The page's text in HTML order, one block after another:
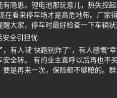
隐患。锂电池那玩意儿，热失控
在看来停车场才是高危地带。厂家
大家，停车时最好检查一下车辆状
安全引担忧
有人喊“快跑别炸了”，有人感慨“
全转。 有的业主直呼以后再也不
是再来一次，保险都不够赔的。